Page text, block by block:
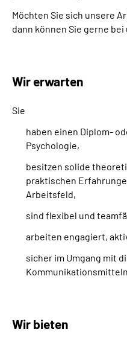
Möchten Sie sich unsere
dann können Sie gerne
Wir erwarten
Sie
haben einen Diplom-
Psychologie,
besitzen solide
praktischen
Arbeitsfeld,
sind flexibel und team
arbeiten engagiert,
sicher im Umgang mit
Kommunikationsmitteln.
Wir bieten